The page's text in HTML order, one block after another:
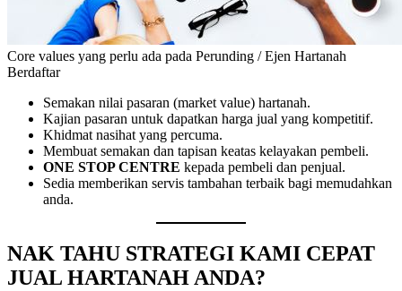
Core values yang perlu ada pada Perunding / Ejen Hartanah
Berdaftar
Semakan nilai pasaran (market value) hartanah.
Kajian pasaran untuk dapatkan harga jual yang kompetitif.
Khidmat nasihat yang percuma.
Membuat semakan dan tapisan keatas kelayakan pembeli.
ONE STOP CENTRE kepada pembeli dan penjual.
Sedia memberikan servis tambahan terbaik bagi memudahkan
anda.
NAK TAHU STRATEGI KAMI CEPAT
JUAL HARTANAH ANDA?